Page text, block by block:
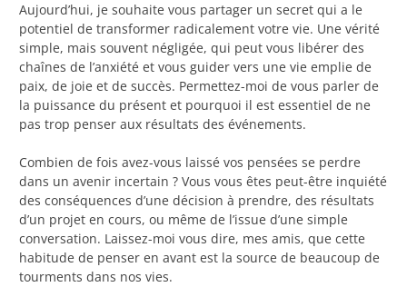
Aujourd’hui, je souhaite vous partager un secret qui a le
potentiel de transformer radicalement votre vie. Une vérité
simple, mais souvent négligée, qui peut vous libérer des
chaînes de l’anxiété et vous guider vers une vie emplie de
paix, de joie et de succès. Permettez-moi de vous parler de
la puissance du présent et pourquoi il est essentiel de ne
pas trop penser aux résultats des événements.
Combien de fois avez-vous laissé vos pensées se perdre
dans un avenir incertain ? Vous vous êtes peut-être inquiété
des conséquences d’une décision à prendre, des résultats
d’un projet en cours, ou même de l’issue d’une simple
conversation. Laissez-moi vous dire, mes amis, que cette
habitude de penser en avant est la source de beaucoup de
tourments dans nos vies.